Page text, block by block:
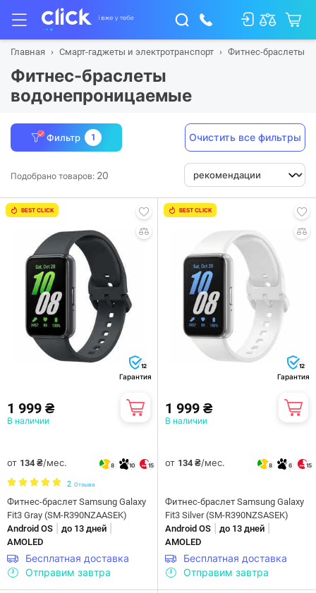
Главная Смарт-гаджеты и электротранспорт Фитнес-браслеты
Фитнес-браслеты
водонепроницаемые
Фильтр 1 Очистить все фильтры
Подобрано товаров: 20
BEST CLICK
12
Гарантия
1 999 ₴
В наличии
от 134 ₴/мес. 8 10 15
2 Отзыва
Фитнес-браслет Samsung Galaxy
Fit3 Gray (SM-R390NZAASEK)
Android OS
до 13 дней
AMOLED
Бесплатная доставка
Отправим завтра
BEST CLICK
12
Гарантия
1 999 ₴
В наличии
от 134 ₴/мес. 8 6 15
Фитнес-браслет Samsung Galaxy
Fit3 Silver (SM-R390NZSASEK)
Android OS
до 13 дней
AMOLED
Бесплатная доставка
Отправим завтра